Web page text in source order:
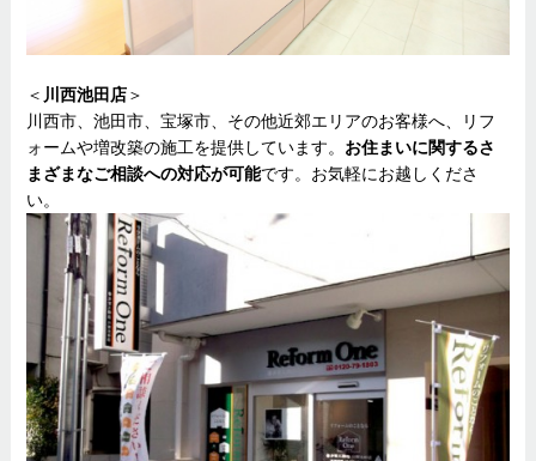
＜ 川西池田店＞
川西市、池田市、宝塚市、その他近郊エリアのお客様へ、リフ
ォームや増改築の施工を提供しています。 お住まいに関するさ
まざまなご相談への対応が可能です。お気軽にお越しくださ
い。